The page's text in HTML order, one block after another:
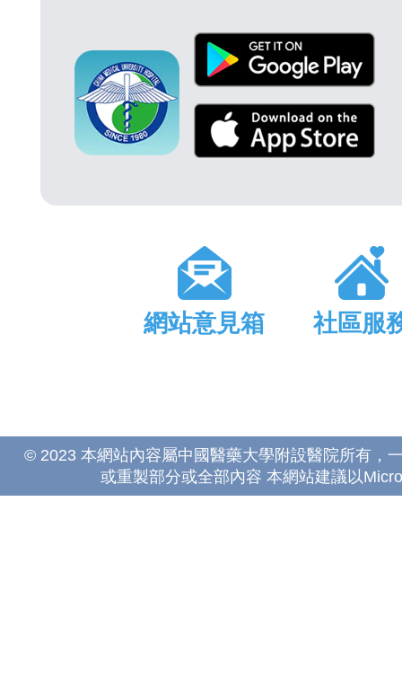
網站意見箱 社區服
© 2023 本網站內容屬中國醫藥大學附設醫院所有，
或重製部分或全部內容 本網站建議以